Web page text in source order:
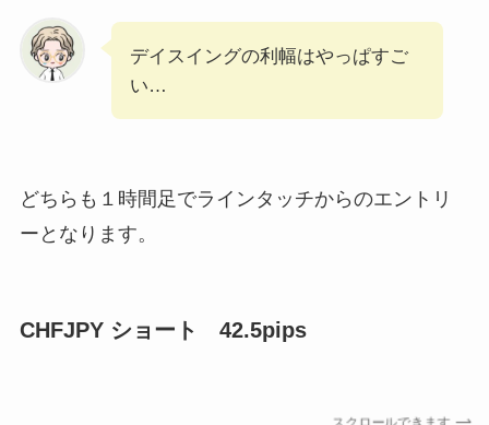
デイスイングの利幅はやっぱすご
い…
どちらも１時間足でラインタッチからのエントリ
ーとなります。
CHFJPY ショート 42.5pips